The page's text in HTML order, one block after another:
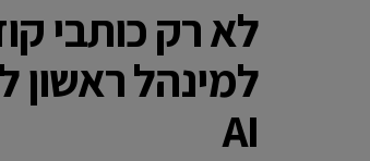
לא רק כותבי
למינהל ראשון
AI